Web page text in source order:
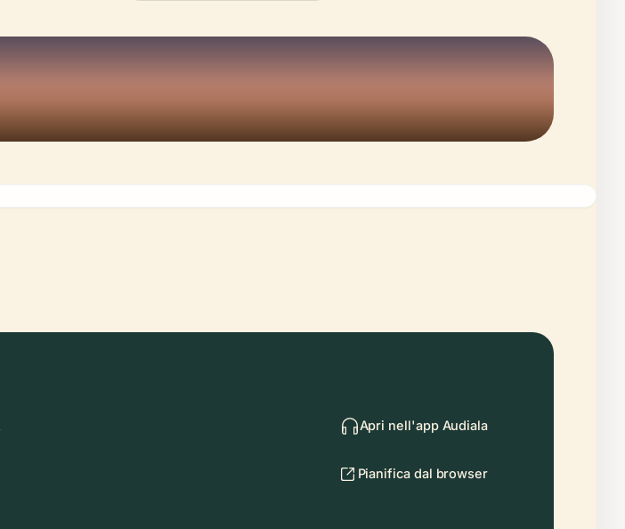
Apri nell'app Audiala
Pianifica dal browser